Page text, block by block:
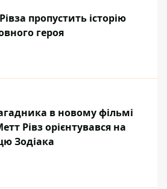
пропустить історію
героя
в новому фільмі
Рівз орієнтувався на
Зодіака